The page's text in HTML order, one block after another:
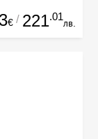
€ / 221.01
лв.